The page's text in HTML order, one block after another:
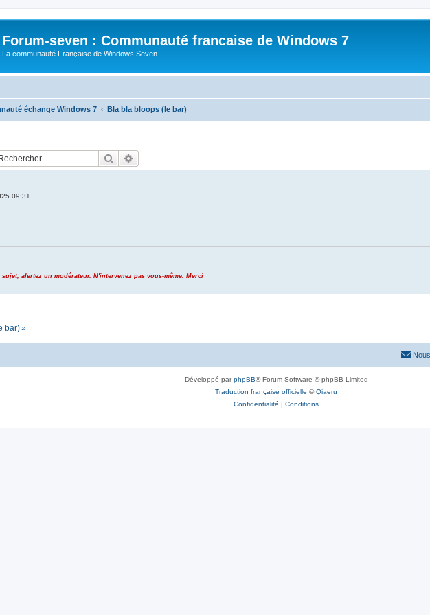
Forum-seven : Communauté francaise de Windows 7
La communauté Française de Windows Seven
échange Windows 7 Bla bla bloops (le bar)
Rechercher
09:31
alertez un modérateur. N'intervenez pas vous-même. Merci
bar) »
Développé parphpBB® Forum Software © phpBB Limited
Traduction française officielle ©Qiaeru
Confidentialité
Conditions